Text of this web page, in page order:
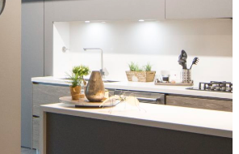
lujo ICON ha sido creada usando
técnico: la posibilidad de
eléctrico, acabados de alta gama y
módulos que permiten realizar un
Tiene un fuerte impacto visual,
de modificar el sentido de la comodidad
interpretación que no sólo es
con un acabado impresionante.